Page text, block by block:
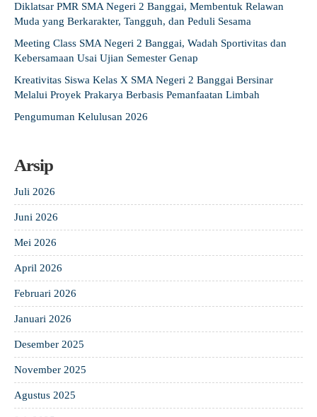
Diklatsar PMR SMA Negeri 2 Banggai, Membentuk Relawan
Muda yang Berkarakter, Tangguh, dan Peduli Sesama
Meeting Class SMA Negeri 2 Banggai, Wadah Sportivitas dan
Kebersamaan Usai Ujian Semester Genap
Kreativitas Siswa Kelas X SMA Negeri 2 Banggai Bersinar
Melalui Proyek Prakarya Berbasis Pemanfaatan Limbah
Pengumuman Kelulusan 2026
Arsip
Juli 2026
Juni 2026
Mei 2026
April 2026
Februari 2026
Januari 2026
Desember 2025
November 2025
Agustus 2025